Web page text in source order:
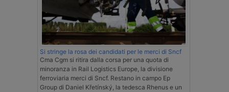
Si stringe la rosa dei candidati per le merci di Sncf
Cma Cgm si ritira dalla corsa per una quota di
minoranza in Rail Logistics Europe, la divisione
ferroviaria merci di Sncf. Restano in campo Ep
Group di Daniel Křetínský, la tedesca Rhenus e un